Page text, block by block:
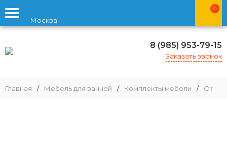
Москва
0
8 (985) 953-79-15
Заказать звонок
Главная / Мебель для ванной / Комплекты мебели / От